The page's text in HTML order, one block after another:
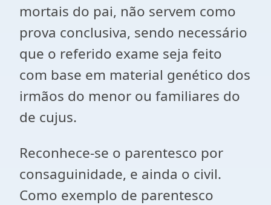
mortais do pai, não servem como
prova conclusiva, sendo necessário
que o referido exame seja feito
com base em material genético dos
irmãos do menor ou familiares do
de cujus.
Reconhece-se o parentesco por
consaguinidade, e ainda o civil.
Como exemplo de parentesco